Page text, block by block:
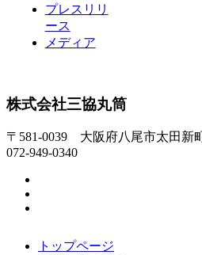
プレスリリ
ース
メディア
株式会社三協丸筒
〒581-0039 大阪府八尾市太田新
072-949-0340
トップページ